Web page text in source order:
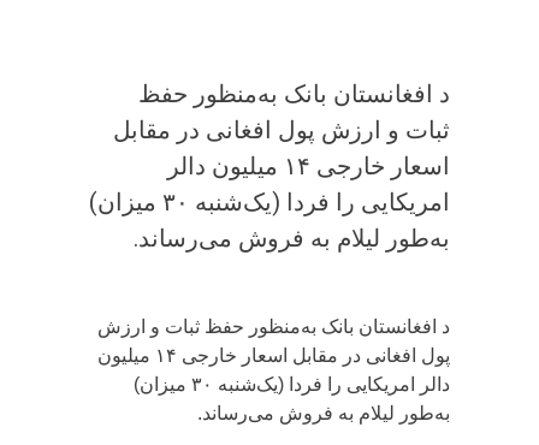
د افغانستان بانک به‌منظور حفظ
ثبات و ارزش پول افغانی در مقابل
اسعار خارجی ۱۴ میلیون دالر
امریکایی را فردا (یک‌شنبه ۳۰ میزان)
به‌طور لیلام به فروش می‌رساند.
د افغانستان بانک به‌منظور حفظ ثبات و ارزش
پول افغانی در مقابل اسعار خارجی ۱۴ میلیون
دالر امریکایی را فردا (یک‌شنبه ۳۰ میزان)
به‌طور لیلام به فروش می‌رساند.